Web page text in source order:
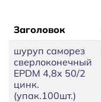
Заголовок
шуруп саморез
сверлоконечный
EPDM 4,8х 50/2
цинк.
(упак.100шт.)